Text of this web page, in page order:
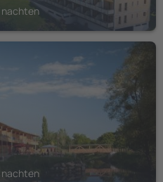
nachten
nachten